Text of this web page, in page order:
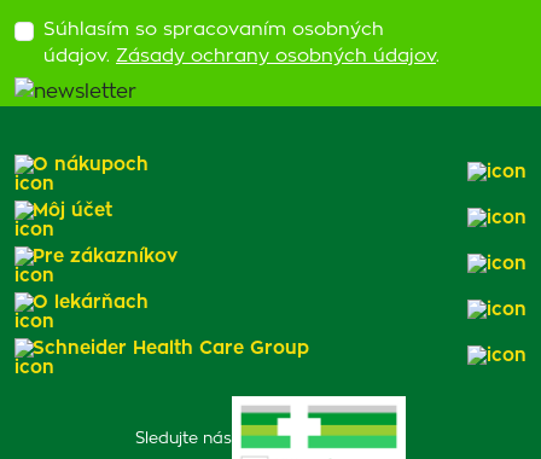
Súhlasím so spracovaním osobných
údajov. Zásady ochrany osobných údajov.
Sledujte nás
O nákupoch
Môj účet
Pre zákazníkov
O lekárňach
Schneider Health Care Group